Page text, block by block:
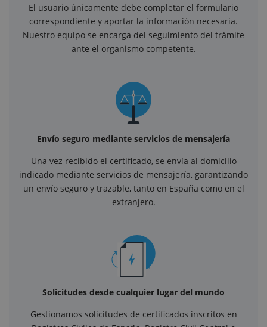
El usuario únicamente debe completar el formulario
correspondiente y aportar la información necesaria.
Nuestro equipo se encarga del seguimiento del trámite
ante el organismo competente.
Envío seguro mediante servicios de mensajería
Una vez recibido el certificado, se envía al domicilio
indicado mediante servicios de mensajería, garantizando
un envío seguro y trazable, tanto en España como en el
extranjero.
Solicitudes desde cualquier lugar del mundo
Gestionamos solicitudes de certificados inscritos en